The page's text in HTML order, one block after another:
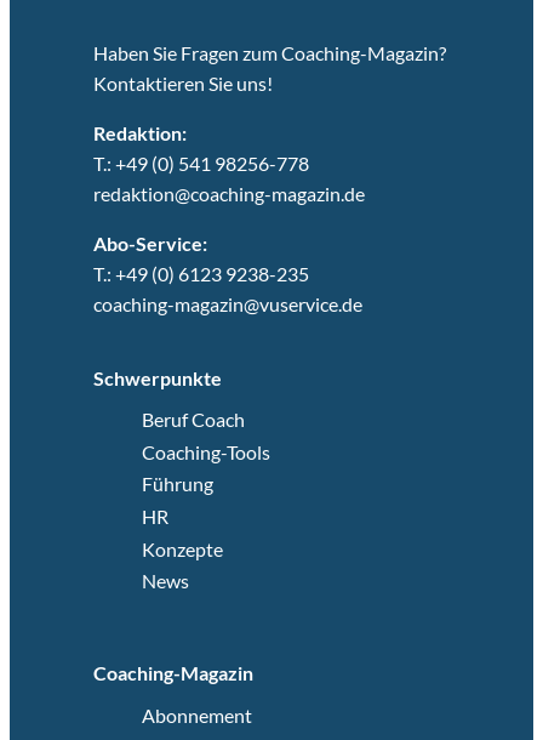
Haben Sie Fragen zum Coaching-Magazin?
Kontaktieren Sie uns!
Redaktion:
T.: +49 (0) 541 98256-778
redaktion@coaching-magazin.de
Abo-Service:
T.: +49 (0) 6123 9238-235
coaching-magazin@vuservice.de
Schwerpunkte
Beruf Coach
Coaching-Tools
Führung
HR
Konzepte
News
Coaching-Magazin
Abonnement